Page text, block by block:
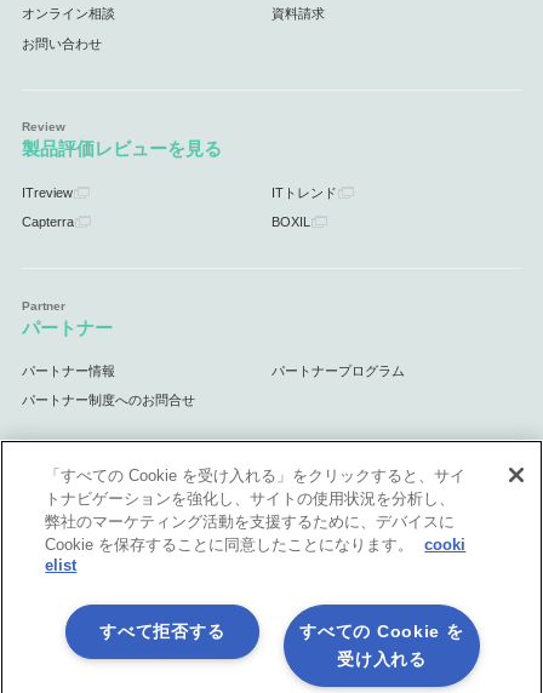
オンライン相談 資料請求
お問い合わせ
製品評価レビューを見る
ITreview ITトレンド
Capterra BOXIL
パートナー
パートナー情報 パートナープログラム
パートナー制度へのお問合せ
サポート
サポート情報
各社商標について 会社情報
「すべての Cookie を受け入れる」をクリックすると、サイ
トナビゲーションを強化し、サイトの使用状況を分析し、
弊社のマーケティング活動を支援するために、デバイスに
Cookie を保存することに同意したことになります。
cooki
elist
すべての Cookie を
受け入れる
すべて拒否する